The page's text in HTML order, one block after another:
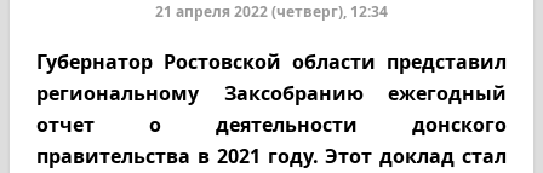
21 апреля 2022 (четверг), 12:34
Губернатор Ростовской области представил
региональному Заксобранию ежегодный
отчет о деятельности донского
правительства в 2021 году. Этот доклад стал